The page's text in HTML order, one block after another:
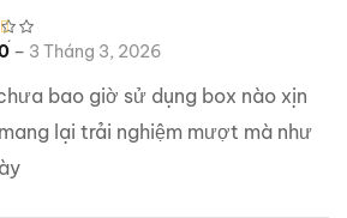
– 3 Tháng 3, 2026
bao giờ sử dụng box nào xịn
lại trải nghiệm mượt mà như